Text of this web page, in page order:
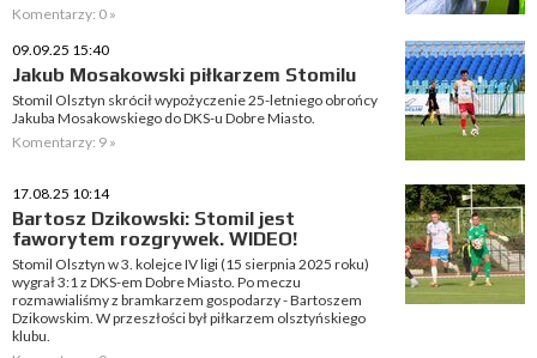
Komentarzy: 0 »
09.09.25 15:40
Jakub Mosakowski piłkarzem Stomilu
Stomil Olsztyn skrócił wypożyczenie 25-letniego obrońcy
Jakuba Mosakowskiego do DKS-u Dobre Miasto.
Komentarzy: 9 »
17.08.25 10:14
Bartosz Dzikowski: Stomil jest
faworytem rozgrywek. WIDEO!
Stomil Olsztyn w 3. kolejce IV ligi (15 sierpnia 2025 roku)
wygrał 3:1 z DKS-em Dobre Miasto. Po meczu
rozmawialiśmy z bramkarzem gospodarzy - Bartoszem
Dzikowskim. W przeszłości był piłkarzem olsztyńskiego
klubu.